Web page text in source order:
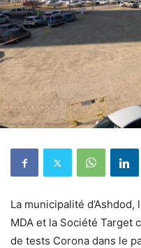
La municipalité
MDA et la Société Target
de tests Corona dans le